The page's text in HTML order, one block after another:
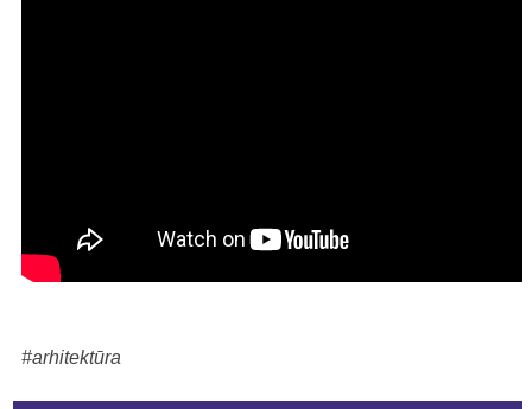
#arhitektūra